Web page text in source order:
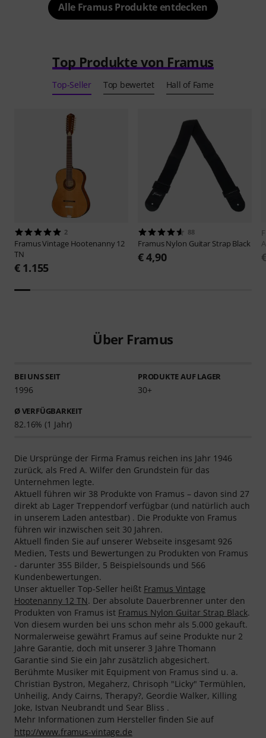
Alle Framus Produkte entdecken
Top Produkte von Framus
Top-Seller Top bewertet Hall of Fame
2
FramusVintage Hootenanny 12
TN
€ 1.155
88
FramusNylon Guitar Strap Black
€ 4,90
Über Framus
BEI UNS SEIT
1996
PRODUKTE AUF LAGER
30+
Ø VERFÜGBARKEIT
82.16% (1 Jahr)
Die Ursprünge der Firma Framus reichen ins Jahr 1946
zurück, als Fred A. Wilfer den Grundstein für das
Unternehmen legte.
Aktuell führen wir 38 Produkte von Framus – davon sind 27
direkt ab Lager Treppendorf verfügbar (und natürlich auch
in unserem Laden antestbar) . Die Produkte von Framus
führen wir inzwischen seit 30 Jahren.
Aktuell finden Sie auf unserer Webseite insgesamt 926
Medien, Tests und Bewertungen zu Produkten von Framus
- darunter 355 Bilder, 5 Beispielsounds und 566
Kundenbewertungen.
Unser aktueller Top-Seller heißt Framus Vintage
Hootenanny 12 TN. Der absolute Dauerbrenner unter den
Produkten von Framus ist Framus Nylon Guitar Strap Black.
Von diesem wurden bei uns schon mehr als 5.000 gekauft.
Normalerweise gewährt Framus auf seine Produkte nur 2
Jahre Garantie, doch mit unserer 3 Jahre Thomann
Garantie sind Sie ein Jahr zusätzlich abgesichert.
Berühmte Musiker mit Equipment von Framus sind u. a.
Christian Bystron, Megaherz, Chrisoph "Licky" Termühlen,
Unheilig, Andy Cairns, Therapy?, Geordie Walker, Killing
Joke, Istvan Neubrandt und Sear Bliss .
Mehr Informationen zum Hersteller finden Sie auf
http://www.framus-vintage.de